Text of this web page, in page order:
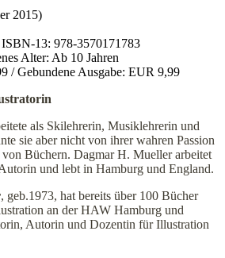
2015)
13: 978-3570171783
Alter: Ab 10 Jahren
/ Gebundene Ausgabe: EUR 9,99
als Skilehrerin, Musiklehrerin und
sie aber nicht von ihrer wahren Passion
von Büchern. Dagmar H. Mueller arbeitet
und lebt in Hamburg und England.
, geb.1973, hat bereits über 100 Bücher
an der HAW Hamburg und
Autorin und Dozentin für Illustration